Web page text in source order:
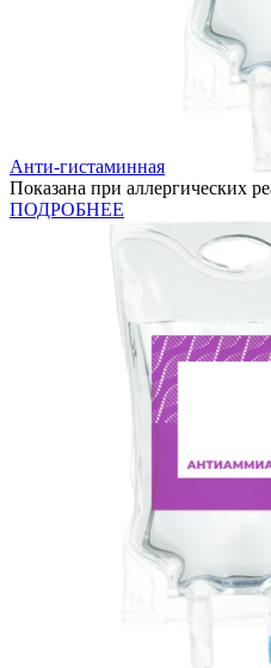
Анти-гистаминная
Показана при аллергических
ПОДРОБНЕЕ